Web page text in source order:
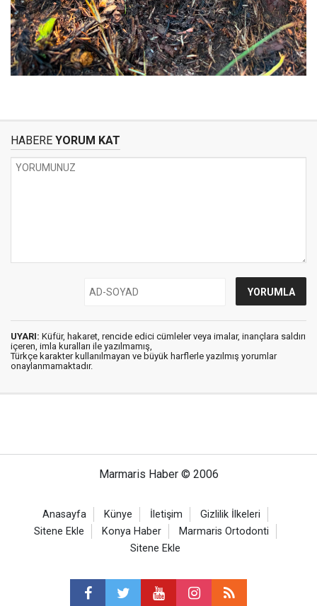
HABERE YORUM KAT
UYARI: Küfür, hakaret, rencide edici cümleler veya imalar, inançlara saldırı
içeren, imla kuralları ile yazılmamış,
Türkçe karakter kullanılmayan ve büyük harflerle yazılmış yorumlar
onaylanmamaktadır.
Marmaris Haber © 2006
Anasayfa Künye İletişim
Gizlilik İlkeleri
Sitene Ekle
Konya Haber
Marmaris Ortodonti
Sitene Ekle